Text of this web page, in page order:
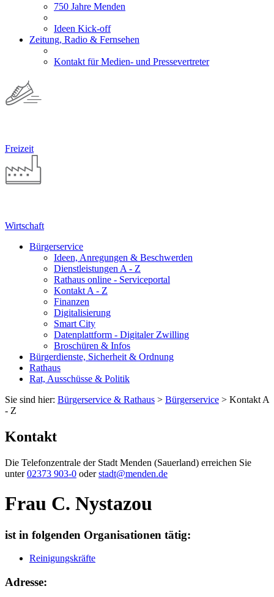
750 Jahre Menden
Ideen Kick-off
Zeitung, Radio & Fernsehen
Kontakt für Medien- und Pressevertreter
Freizeit
Wirtschaft
Bürgerservice
Ideen, Anregungen & Beschwerden
Dienstleistungen A - Z
Rathaus online - Serviceportal
Kontakt A - Z
Finanzen
Digitalisierung
Smart City
Datenplattform - Digitaler Zwilling
Broschüren & Infos
Bürgerdienste, Sicherheit & Ordnung
Rathaus
Rat, Ausschüsse & Politik
Sie sind hier: Bürgerservice & Rathaus > Bürgerservice > Kontakt A
- Z
Kontakt
Die Telefonzentrale der Stadt Menden (Sauerland) erreichen Sie
unter02373 903-0 oderstadt@menden.de
Frau C. Nystazou
ist in folgenden Organisationen tätig:
Reinigungskräfte
Adresse: